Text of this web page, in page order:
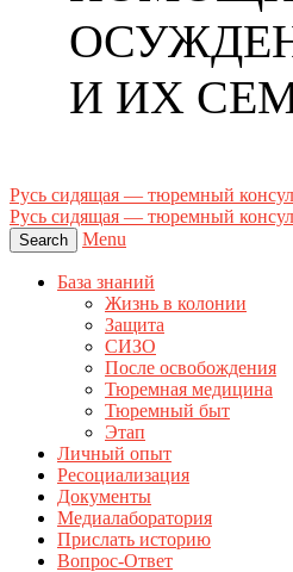
И ИХ
Русь сидящая — тюремный
Русь сидящая — тюремный
Search Menu
База знаний
Жизнь в колонии
Защита
СИЗО
После освобождения
Тюремная медицина
Тюремный быт
Этап
Личный опыт
Ресоциализация
Документы
Медиалаборатория
Прислать историю
Вопрос-Ответ